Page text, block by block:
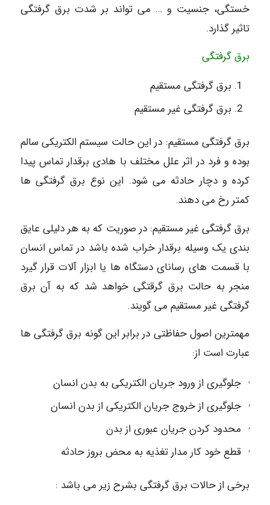
خستگی، جنسیت و … می تواند بر شدت برق گرفتگی
تاثیر گذارد.
برق گرفتگی
برق گرفتگی مستقیم
برق گرفتگی غیر مستقیم
برق گرفتگی مستقیم: در این حالت سیستم الکتریکی سالم
بوده و فرد در اثر علل مختلف با هادی برقدار تماس پیدا
کرده و دچار حادثه می شود. این نوع برق گرفتگی ها
کمتر رخ می دهند.
برق گرفتگی غیر مستقیم: در صوریت که به هر دلیلی عایق
بندی یک وسیله برقدار خراب شده باشد در تماس انسان
با قسمت های رسانای دستگاه ها یا ابزار آلات قرار گیرد
منجر به حالت برق گرقتگی خواهد شد که به آن برق
گرفتگی غیر مستقیم می گویند.
مهمترین اصول حفاظتی در برابر این گونه برق گرفتگی ها
عبارت است از:
جلوگیری از ورود جریان الکتریکی به بدن انسان
جلوگیری از خروج جریان الکتریکی از بدن انسان
محدود کردن جریان عبوری از بدن
قطع خود کار مدار تغذیه به محض بروز حادثه
برخی از حالات برق گرفتگی بشرح زیر می باشد :